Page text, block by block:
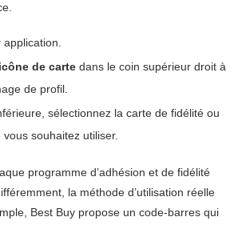
application.
icône de carte dans le coin supérieur droit à
de profil.
sélectionnez la carte de fidélité ou
souhaitez utiliser.
programme d’adhésion et de fidélité
la méthode d’utilisation réelle
Best Buy propose un code-barres qui